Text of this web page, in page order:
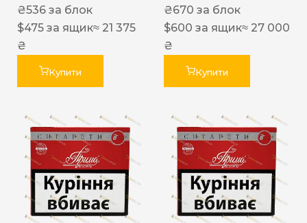
₴536 за блок
$475 за ящик≈ 21 375
₴
Купити
₴670 за блок
$600 за ящик≈ 27 000
₴
Купити